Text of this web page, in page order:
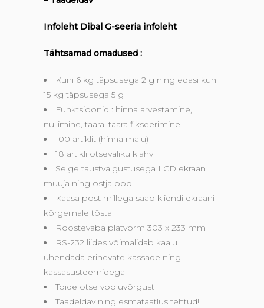
Infoleht Dibal G-seeria infoleht
Tähtsamad omadused :
Kuni 6 kg täpsusega 2 g ning edasi kuni
15 kg täpsusega 5 g
Funktsioonid : hinna arvestamine,
nullimine, taara, taara fikseerimine
100 artiklit (hinna mälu)
18 artikli otsevaliku klahvi
Selge taustvalgustusega LCD ekraan
müüja ning ostja pool
Kaasa post millega saab kliendi ekraani
kõrgemale tõsta
Roostevaba platvorm 303 x 233 mm
RS-232 liides võimalidab kaalu
ühendada erinevate kassade ning
kassasüsteemidega
Toide otse vooluvõrgust
Taadeldav ning esmataatlus tehtud!